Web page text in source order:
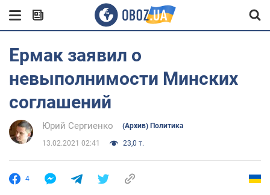
Ермак заявил о
невыполнимости Минских
соглашений
Юрий Сергиенко (Архив) Политика
13.02.2021 02:41 23,0 т.
4